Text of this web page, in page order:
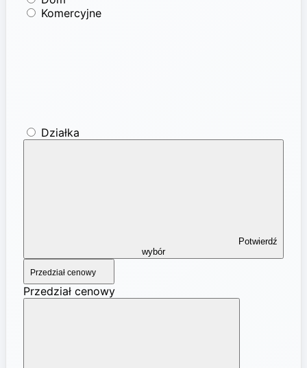
Komercyjne
Działka
wybór
Przedział cenowy
Przedział cenowy